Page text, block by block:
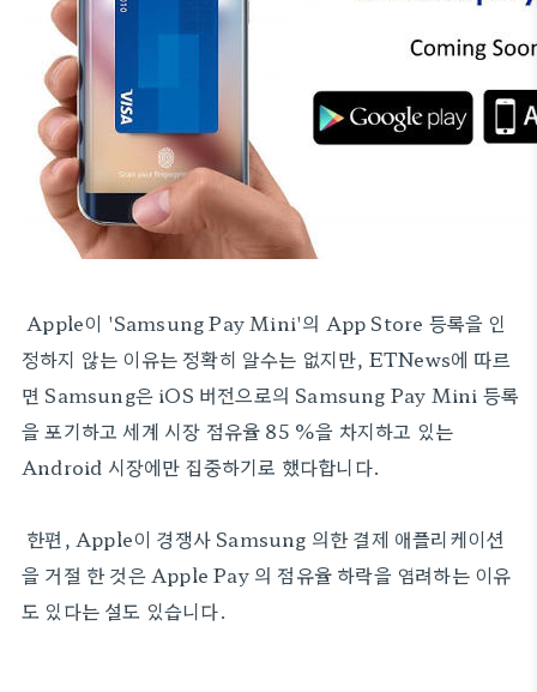
Apple이 'Samsung Pay Mini'의 App Store 등록을 인
정하지 않는 이유는 정확히 알수는 없지만, ETNews에 따르
면 Samsung은 iOS 버전으로의 Samsung Pay Mini 등록
을 포기하고 세계 시장 점유율 85 %을 차지하고 있는
Android 시장에만 집중하기로 했다합니다.
한편, Apple이 경쟁사 Samsung 의한 결제 애플리케이션
을 거절 한 것은 Apple Pay 의 점유율 하락을 염려하는 이유
도 있다는 설도 있습니다.